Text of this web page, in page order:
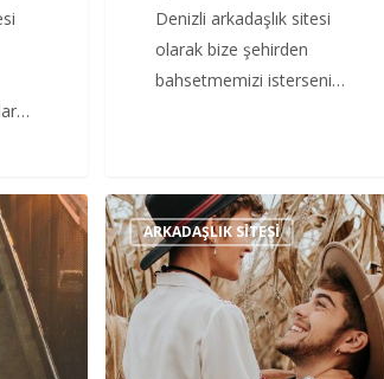
Denizli arkadaşlık sitesi
olarak bize şehirden
bahsetmemizi isterseni…
Iğdır
Arkadaşlık
Sitesi
ARKADAŞLIK SITESI